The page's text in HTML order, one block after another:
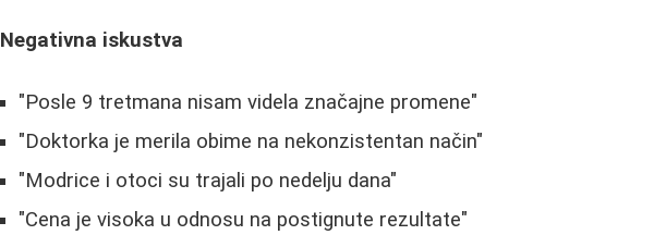
Negativna iskustva
"Posle 9 tretmana nisam videla značajne promene"
"Doktorka je merila obime na nekonzistentan način"
"Modrice i otoci su trajali po nedelju dana"
"Cena je visoka u odnosu na postignute rezultate"